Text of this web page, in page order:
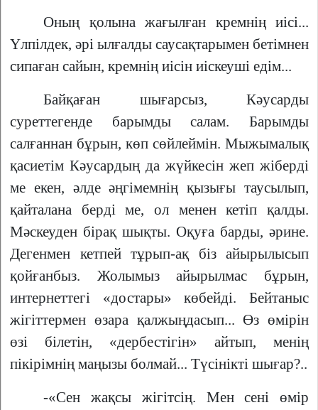
Оның қолына жағылған кремнің иісі...
Үлпілдек, әрі ылғалды саусақтарымен бетімнен
сипаған сайын, кремнің иісін иіскеуші едім...
Байқаған шығарсыз, Кәусарды
суреттегенде барымды салам. Барымды
салғаннан бұрын, көп сөйлеймін. Мыжымалық
қасиетім Кәусардың да жүйкесін жеп жіберді
ме екен, әлде әңгімемнің қызығы таусылып,
қайталана берді ме, ол менен кетіп қалды.
Мәскеуден бірақ шықты. Оқуға барды, әрине.
Дегенмен кетпей тұрып-ақ біз айырылысып
қойғанбыз. Жолымыз айырылмас бұрын,
интернеттегі «достары» көбейді. Бейтаныс
жігіттермен өзара қалжыңдасып... Өз өмірін
өзі білетін, «дербестігін» айтып, менің
пікірімнің маңызы болмай... Түсінікті шығар?..
-«Сен жақсы жігітсің. Мен сені өмір